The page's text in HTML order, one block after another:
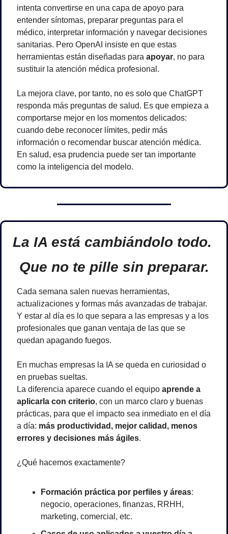
intenta convertirse en una capa de apoyo para
entender síntomas, preparar preguntas para el
médico, interpretar información y navegar decisiones
sanitarias. Pero OpenAI insiste en que estas
herramientas están diseñadas para apoyar, no para
sustituir la atención médica profesional.
La mejora clave, por tanto, no es solo que ChatGPT
responda más preguntas de salud. Es que empieza a
comportarse mejor en los momentos delicados:
cuando debe reconocer límites, pedir más
información o recomendar buscar atención médica.
En salud, esa prudencia puede ser tan importante
como la inteligencia del modelo.
La IA está cambiándolo todo.
Que no te pille sin preparar.
Cada semana salen nuevas herramientas,
actualizaciones y formas más avanzadas de trabajar.
Y estar al día es lo que separa a las empresas y a los
profesionales que ganan ventaja de las que se
quedan apagando fuegos.
En muchas empresas la IA se queda en curiosidad o
en pruebas sueltas.
La diferencia aparece cuando el equipo aprende a
aplicarla con criterio, con un marco claro y buenas
prácticas, para que el impacto sea inmediato en el día
a día: más productividad, mejor calidad, menos
errores y decisiones más ágiles.
¿Qué hacemos exactamente?
Formación práctica por perfiles y áreas:
negocio, operaciones, finanzas, RRHH,
marketing, comercial, etc.